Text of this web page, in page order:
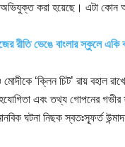
করা হয়েছে। এটা কোন
রীতি ভেঙে বাংলার স্কুলে একি
‘ক্লিন চিট’ রায় বহাল
এবং তথ্য গোপনের গভীর
ঘটনা নিছক স্বতঃস্ফূর্ত